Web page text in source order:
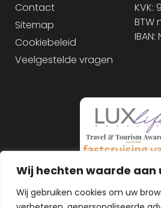
Wij hechten waarde aan
Wij gebruiken cookies om uw
Contact
Sitemap
Cookiebeleid
Veelgestelde vragen
KVK:
BTW
IBAN: